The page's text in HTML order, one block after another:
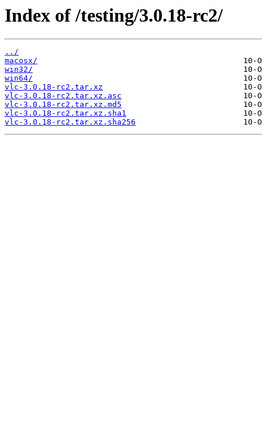
Index of /testing/3.0.18-rc2/
../
macosx/
win32/
win64/
vlc-3.0.18-rc2.tar.xz
vlc-3.0.18-rc2.tar.xz.asc
vlc-3.0.18-rc2.tar.xz.md5
vlc-3.0.18-rc2.tar.xz.sha1
vlc-3.0.18-rc2.tar.xz.sha256